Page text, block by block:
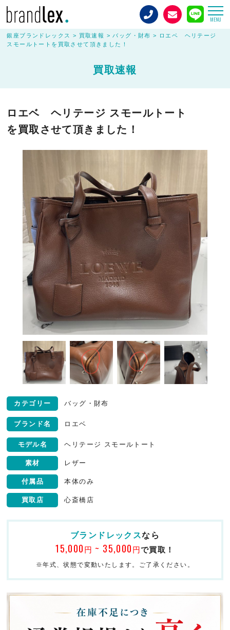
MENU
銀座ブランドレックス > 買取速報 > バッグ・財布 >
ロエベ ヘリテージ
スモールトートを買取させて頂きました！
買取速報
ロエベ ヘリテージ スモールトート
を買取させて頂きました！
カテゴリー バッグ・財布
ブランド名 ロエベ
モデル名 ヘリテージ スモールトート
素材 レザー
付属品 本体のみ
買取店 心斎橋店
ブランドレックスなら
15,000 円 ~ 35,000 円で買取！
※年式、状態で変動いたします。ご了承ください。